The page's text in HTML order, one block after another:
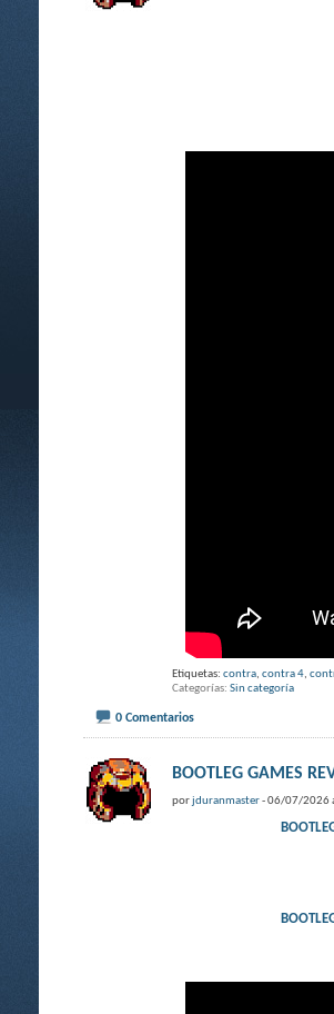
Etiquetas: contra, contra 4,
Categorías Sin categoría
0 Comentarios
BOOTLEG GAMES
porjduranmaster- 06/07/2026